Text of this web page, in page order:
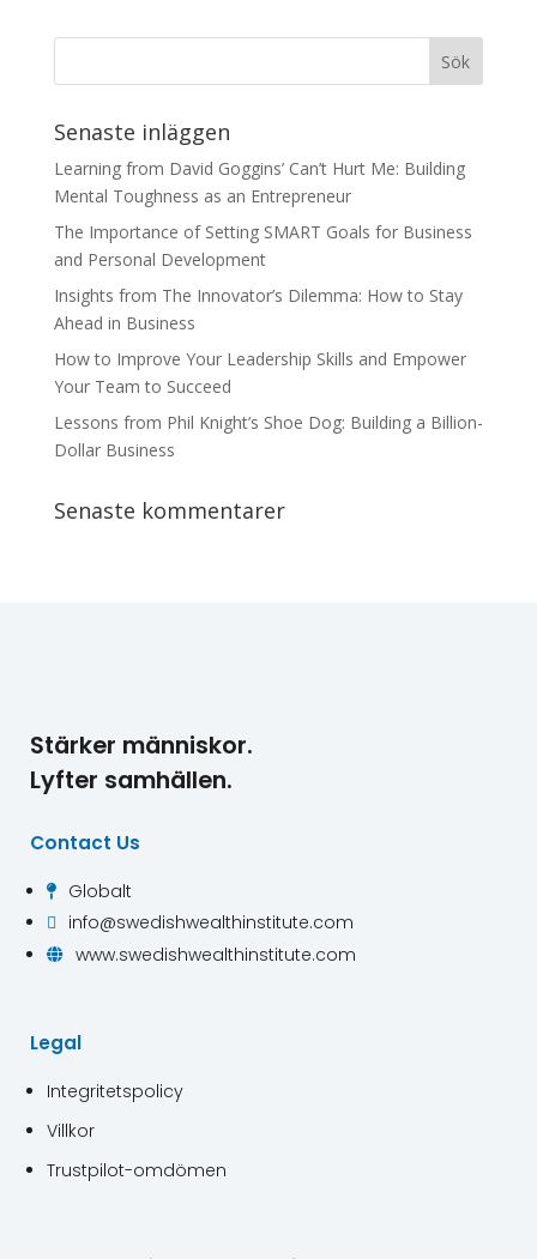
Senaste inläggen
Learning from David Goggins’ Can’t Hurt Me: Building
Mental Toughness as an Entrepreneur
The Importance of Setting SMART Goals for Business
and Personal Development
Insights from The Innovator’s Dilemma: How to Stay
Ahead in Business
How to Improve Your Leadership Skills and Empower
Your Team to Succeed
Lessons from Phil Knight’s Shoe Dog: Building a Billion-
Dollar Business
Senaste kommentarer
Stärker människor.
Lyfter samhällen.
Contact Us
 Globalt
 info@swedishwealthinstitute.com
 www.swedishwealthinstitute.com
Legal
Integritetspolicy
Villkor
Trustpilot-omdömen